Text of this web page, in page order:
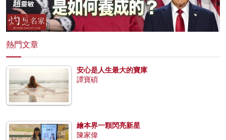
熱門文章
安心是人生最大的寶庫
譚寶碩
繪本界一顆閃亮新星
陳家偉